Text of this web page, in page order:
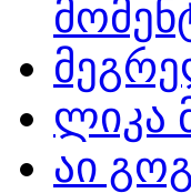
ლიკა
აი